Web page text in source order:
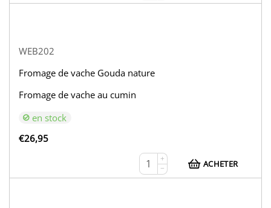
WEB202
Fromage de vache Gouda nature
Fromage de vache au cumin
en stock
€26,95
+
−
ACHETER